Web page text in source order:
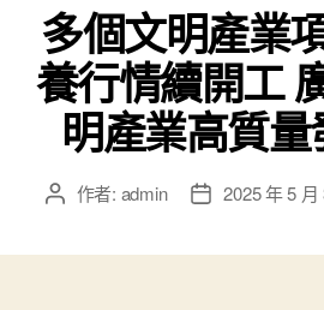
多個文明產業
養行情續開工
明產業高質
文 作者: admin
文 2025 年 5 月